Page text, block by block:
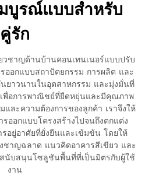
บูรณ์แบบสำหรับ
คู่รัก
วชาญด้านบ้านคอนเทนเนอร์แบบปรับ
ออกแบบสถาปัตยกรรม การผลิต และ
ยาวนานในอุตสาหกรรม และมุ่งมั่นที่
พื่อการพาณิชย์ที่ยืดหยุ่นและมีคุณภาพ
ละความต้องการของลูกค้า เราจึงให้
ออกแบบโครงสร้างไปจนถึงตกแต่ง
อยู่อาศัยที่ยั่งยืนและเข้มข้น โดยให้
ชาญฉลาด แนวคิดอาคารสีเขียว และ
นับสนุนโซลูชันพื้นที่ที่เป็นมิตรกับผู้ใช้
งาน